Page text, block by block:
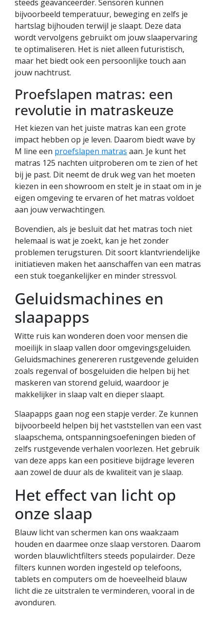
steeds geavanceerder. Sensoren kunnen
bijvoorbeeld temperatuur, beweging en zelfs je
hartslag bijhouden terwijl je slaapt. Deze data
wordt vervolgens gebruikt om jouw slaapervaring
te optimaliseren. Het is niet alleen futuristisch,
maar het biedt ook een persoonlijke touch aan
jouw nachtrust.
Proefslapen matras: een
revolutie in matraskeuze
Het kiezen van het juiste matras kan een grote
impact hebben op je leven. Daarom biedt wave by
M line een proefslapen matras aan. Je kunt het
matras 125 nachten uitproberen om te zien of het
bij je past. Dit neemt de druk weg van het moeten
kiezen in een showroom en stelt je in staat om in je
eigen omgeving te ervaren of het matras voldoet
aan jouw verwachtingen.
Bovendien, als je besluit dat het matras toch niet
helemaal is wat je zoekt, kan je het zonder
problemen terugsturen. Dit soort klantvriendelijke
initiatieven maken het aanschaffen van een matras
een stuk toegankelijker en minder stressvol.
Geluidsmachines en
slaapapps
Witte ruis kan wonderen doen voor mensen die
moeilijk in slaap vallen door omgevingsgeluiden.
Geluidsmachines genereren rustgevende geluiden
zoals regenval of bosgeluiden die helpen bij het
maskeren van storend geluid, waardoor je
makkelijker in slaap valt en dieper slaapt.
Slaapapps gaan nog een stapje verder. Ze kunnen
bijvoorbeeld helpen bij het vaststellen van een vast
slaapschema, ontspanningsoefeningen bieden of
zelfs rustgevende verhalen voorlezen. Het gebruik
van deze apps kan een positieve bijdrage leveren
aan zowel de duur als de kwaliteit van je slaap.
Het effect van licht op
onze slaap
Blauw licht van schermen kan ons waakzaam
houden en daarmee onze slaap verstoren. Daarom
worden blauwlichtfilters steeds populairder. Deze
filters kunnen worden ingesteld op telefoons,
tablets en computers om de hoeveelheid blauw
licht die ze uitstralen te verminderen, vooral in de
avonduren.